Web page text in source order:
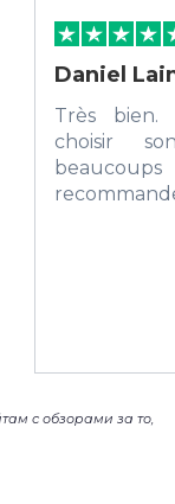
Daniel
Très bien.
choisir
с обзорами за то,